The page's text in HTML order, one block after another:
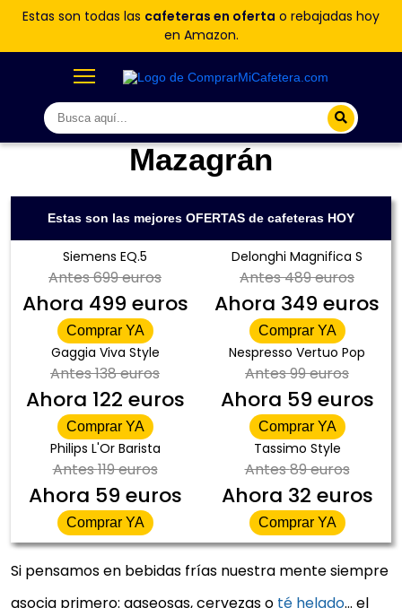
Estas son todas las cafeteras en oferta o rebajadas hoy
en Amazon.
Mazagrán
Estas son las mejores OFERTAS de cafeteras HOY
Siemens EQ.5
Antes699 euros
Ahora 499 euros
Comprar YA
Delonghi Magnifica S
Antes489 euros
Ahora 349 euros
Comprar YA
Gaggia Viva Style
Antes138 euros
Ahora 122 euros
Comprar YA
Nespresso Vertuo Pop
Antes99 euros
Ahora 59 euros
Comprar YA
Philips L'Or Barista
Antes119 euros
Ahora 59 euros
Comprar YA
Tassimo Style
Antes89 euros
Ahora 32 euros
Comprar YA
Si pensamos en bebidas frías nuestra mente siempre
asocia primero: gaseosas, cervezas o té helado… el